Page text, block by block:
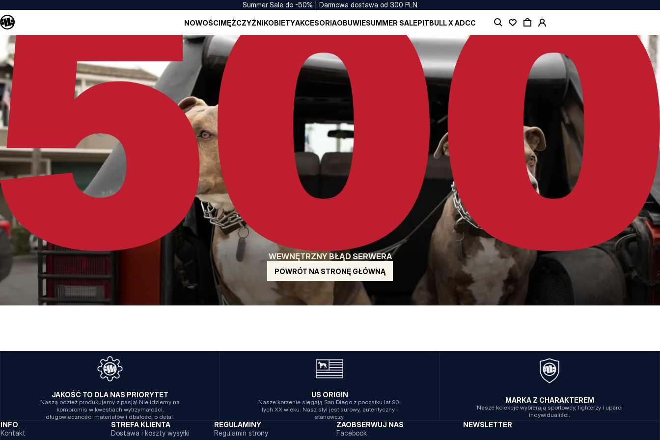
Summer Sale do -50% | Darmowa dostawa od 300 PLN
NOWOŚCIMĘŻCZYŹNIKOBIETYAKCESORIAOBUWIESUMMER SALEPITBULL X ADCC
WEWNĘTRZNY BŁĄD SERWERA
POWRÓT NA STRONĘ GŁÓWNĄ
JAKOŚĆ TO DLA NAS PRIORYTET
Naszą odzież produkujemy z pasją! Nie idziemy na
kompromis w kwestiach wytrzymałości,
długowieczności materiałów i dbałości o detal.
US ORIGIN
Nasze korzenie sięgają San Diego z poczatku lat 90-
tych XX wieku. Nasz styl jest surowy, autentyczny i
stanowczy.
MARKA Z CHARAKTEREM
Nasze kolekcje wybierają sportowcy, fighterzy i uparci
indywidualiści.
INFO
Kontakt
STREFA KLIENTA
Dostawa i koszty wysyłki
REGULAMINY
Regulamin strony
ZAOBSERWUJ NAS
Facebook
NEWSLETTER